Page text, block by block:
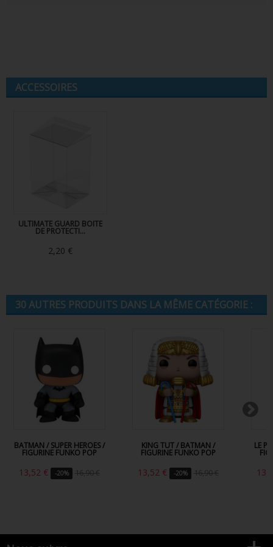
ACCESSOIRES
ULTIMATE GUARD BOITE
DE PROTECTI...
2,20 €
30 AUTRES PRODUITS DANS LA MÊME CATÉGORIE :
BATMAN / SUPER HEROES /
FIGURINE FUNKO POP
13,52 € -20% 16,90 €
KING TUT / BATMAN /
FIGURINE FUNKO POP
13,52 € -20% 16,90 €
LE